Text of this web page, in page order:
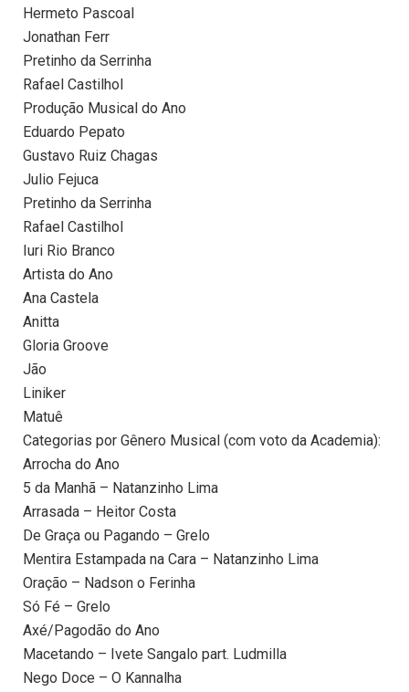
Hermeto Pascoal
Jonathan Ferr
Pretinho da Serrinha
Rafael Castilhol
Produção Musical do Ano
Eduardo Pepato
Gustavo Ruiz Chagas
Julio Fejuca
Pretinho da Serrinha
Rafael Castilhol
Iuri Rio Branco
Artista do Ano
Ana Castela
Anitta
Gloria Groove
Jão
Liniker
Matuê
Categorias por Gênero Musical (com voto da Academia):
Arrocha do Ano
5 da Manhã – Natanzinho Lima
Arrasada – Heitor Costa
De Graça ou Pagando – Grelo
Mentira Estampada na Cara – Natanzinho Lima
Oração – Nadson o Ferinha
Só Fé – Grelo
Axé/Pagodão do Ano
Macetando – Ivete Sangalo part. Ludmilla
Nego Doce – O Kannalha